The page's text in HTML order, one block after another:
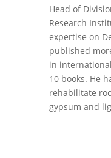
Head of
Research
expertise on
published
in
10 books. He
rehabilitate
gypsum and